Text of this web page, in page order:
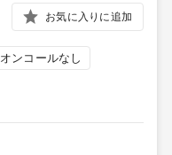
お気に入りに追加
オンコールなし